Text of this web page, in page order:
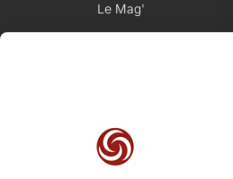
Le Mag'